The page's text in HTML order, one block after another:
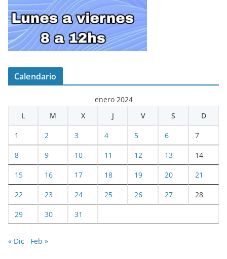
Calendario
enero 2024
L
M X J V S D
1 2 3 4 5 6 7
8 9 10 11 12 13 14
15 16 17 18 19 20 21
22 23 24 25 26 27 28
29 30 31
« Dic Feb »